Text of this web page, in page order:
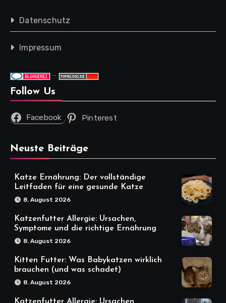
Datenschutz
Impressum
-
Follow Us
Facebook Pinterest
Neuste Beiträge
Katze Ernährung: Der vollständige
Leitfaden für eine gesunde Katze
8. August 2026
Katzenfutter Allergie: Ursachen,
Symptome und die richtige Ernährung
8. August 2026
Kitten Futter: Was Babykatzen wirklich
brauchen (und was schadet)
8. August 2026